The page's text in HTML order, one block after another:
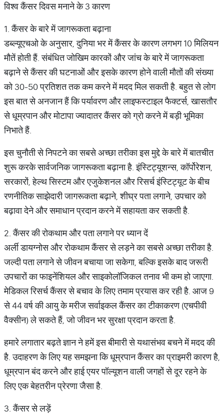
विश्व कैंसर दिवस मनाने के 3 कारण
1. कैंसर के बारे में जागरूकता बढ़ाना
डब्ल्यूएचओ के अनुसार, दुनिया भर में कैंसर के कारण लगभग 10 मिलियन
मौतें होती हैं. संबंधित जोखिम कारकों और जांच के बारे में जागरूकता
बढ़ाने से कैंसर की घटनाओं और इसके कारण होने वाली मौतों की संख्या
को 30-50 प्रतिशत तक कम करने में मदद मिल सकती है. बहुत से लोग
इस बात से अनजान हैं कि पर्यावरण और लाइफस्टाइल फैक्टर्स, खासतौर
से धूम्रपान और मोटापा ज्यादातर कैंसर को ग्रो करने में बड़ी भूमिका
निभाते हैं.
इस चुनौती से निपटने का सबसे अच्छा तरीका इस मुद्दे के बारे में बातचीत
शुरू करके सार्वजनिक जागरूकता बढ़ाना है. इंस्टिट्यूशन्स, कॉर्पोरेशन,
सरकारों, हेल्थ सिस्टम और एजुकेशनल और रिसर्च इंस्टिट्यूट के बीच
रणनीतिक साझेदारी जागरूकता बढ़ाने, शीघ्र पता लगाने, उपचार को
बढ़ावा देने और समाधान प्रदान करने में सहायता कर सकती है.
2. कैंसर की रोकथाम और पता लगाने पर ध्यान दें
अर्ली डायग्नोस और रोकथाम कैंसर से लड़ने का सबसे अच्छा तरीका है.
जल्दी पता लगाने से जीवन बचाया जा सकेगा, बल्कि इसके बाद जरूरी
उपचारों का फाइनेंशियल और साइकोलॉजिकल तनाव भी कम हो जाएगा.
मेडिकल रिसर्च कैंसर से बचाव के लिए तमाम प्रयास कर रही है. आज 9
से 44 वर्ष की आयु के मरीज सर्वाइकल कैंसर का टीकाकरण (एचपीवी
वैक्सीन) ले सकते हैं, जो जीवन भर सुरक्षा प्रदान करता है.
हमारे लगातार बढ़ते ज्ञान ने हमें इस बीमारी से यथासंभव बचने में मदद की
है. उदाहरण के लिए यह समझना कि धूम्रपान कैंसर का प्राइमरी कारण है,
धूम्रपान बंद करने और हाई एयर पॉल्यूशन वाली जगहों से दूर रहने के
लिए एक बेहतरीन प्रेरणा जैसा है.
3. कैंसर से लड़ें